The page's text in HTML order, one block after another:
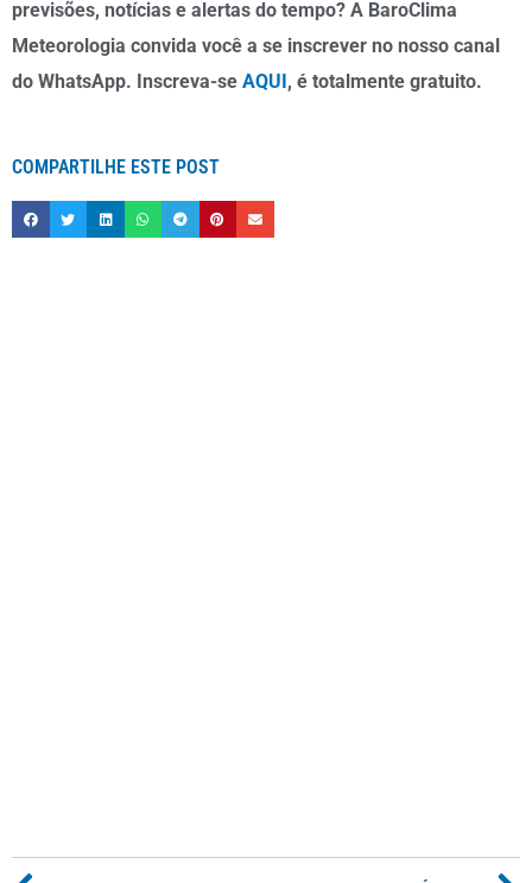
previsões, notícias e alertas do tempo? A BaroClima
Meteorologia convida você a se inscrever no nosso canal
do WhatsApp. Inscreva-se AQUI, é totalmente gratuito.
COMPARTILHE ESTE POST